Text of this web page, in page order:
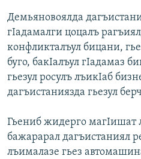
Демьяновоялда
гIадамалги цоцалъ
конфликталъул бицани,
буго, бакIалъул гIадамаз
гьезул росулъ лъикIаб
дагъистаниязда гьезул
Гьениб жидерго магIишат
бажарарал дагъистаниял
лъималазе гьез